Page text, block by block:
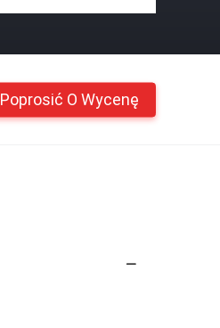
Poprosić O Wycenę